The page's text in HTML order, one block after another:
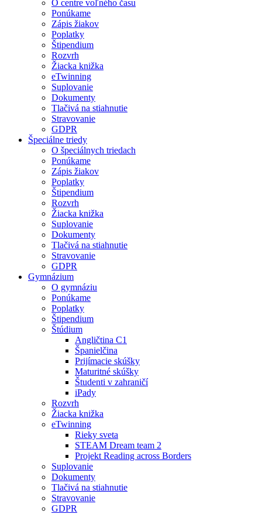
O centre voľného času
Ponúkame
Zápis žiakov
Poplatky
Štipendium
Rozvrh
Žiacka knižka
eTwinning
Suplovanie
Dokumenty
Tlačivá na stiahnutie
Stravovanie
GDPR
Špeciálne triedy
O špeciálnych triedach
Ponúkame
Zápis žiakov
Poplatky
Štipendium
Rozvrh
Žiacka knižka
Suplovanie
Dokumenty
Tlačivá na stiahnutie
Stravovanie
GDPR
Gymnázium
O gymnáziu
Ponúkame
Poplatky
Štipendium
Štúdium
Angličtina C1
Španielčina
Prijímacie skúšky
Maturitné skúšky
Študenti v zahraničí
iPady
Rozvrh
Žiacka knižka
eTwinning
Rieky sveta
STEAM Dream team 2
Projekt Reading across Borders
Suplovanie
Dokumenty
Tlačivá na stiahnutie
Stravovanie
GDPR